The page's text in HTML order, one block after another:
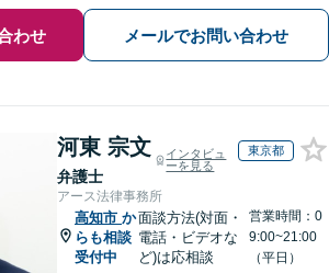
わせ メールでお問い合わせ
河東 宗文
弁護士
インタビュ
ーを見る
東京都
アース法律事務所
高知市 か
らも相談
受付中
面談方法(対面・
電話・ビデオな
ど)は応相談
営業時間：0
9:00~21:00
（平日）